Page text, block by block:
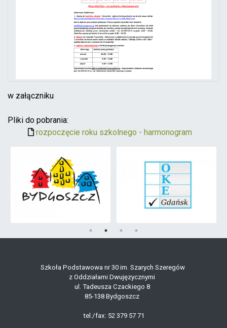
w załączniku
Pliki do pobrania:
rozpoczęcie roku szkolnego - harmonogram
Szkoła Podstawowa nr 30 im. Szarych Szeregów
z Oddziałami Dwujęzycznymi
ul. Tadeusza Czackiego 8
85-138 Bydgoszcz
tel./fax: 52 379 57 71